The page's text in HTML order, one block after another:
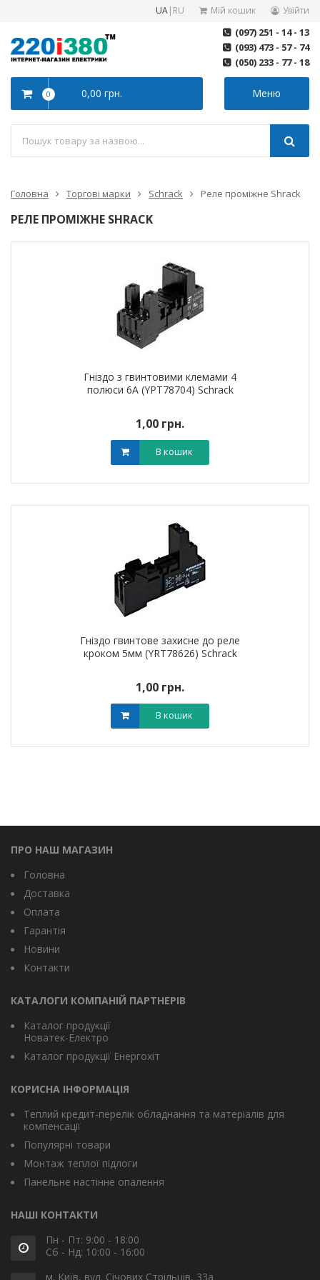
UA| RU Мій кошик Увійти
(097) 251 - 14 - 13
(093) 473 - 57 - 74
(050) 233 - 77 - 18
Меню
0 0,00 грн.
Головна Торгові марки Schrack Реле проміжне Shrack
РЕЛЕ ПРОМІЖНЕ SHRACK
Гніздо з гвинтовими клемами 4
полюси 6А (YPT78704) Schrack
1,00 грн.
В кошик
Гніздо гвинтове захисне до реле
кроком 5мм (YRT78626) Schrack
1,00 грн.
В кошик
ПРО НАШ МАГАЗИН
Головна
Доставка
Оплата
Гарантія
Новини
Контакти
КАТАЛОГИ КОМПАНІЙ ПАРТНЕРІВ
Каталог продукції
Новатек-Електро
Каталог продукції Енергохіт
КОРИСНА ІНФОРМАЦІЯ
Теплий кредит-перелік обладнання та матеріалів для
компенсації
Популярні товари
Монтаж теплої підлоги
Панельне настінне опалення
НАШІ КОНТАКТИ
Пн - Пт: 9:00 - 18:00
Сб - Нд: 10:00 - 16:00
м. Київ, вул. Січових Стрільців, 33а